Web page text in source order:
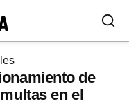
de
en el